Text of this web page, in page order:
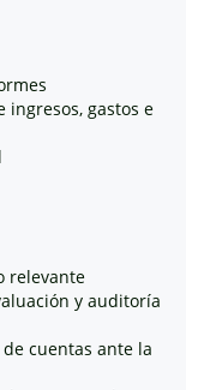
ingresos, gastos e
relevante
y auditoría
cuentas ante la